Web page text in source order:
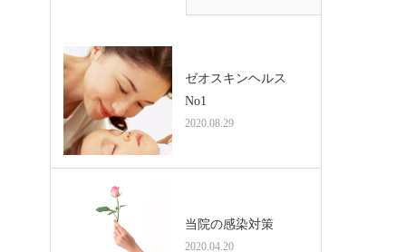
ゼオスキンヘルス
No1
2020.08.29
当院の感染対策
2020.04.20